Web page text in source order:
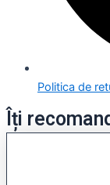
Politica de
Îți